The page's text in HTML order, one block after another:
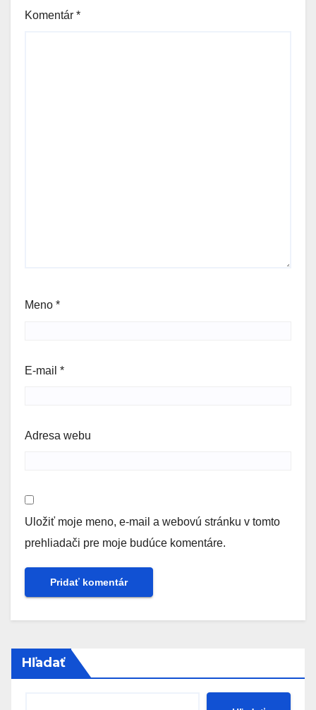
Komentár *
Meno *
E-mail *
Adresa webu
Uložiť moje meno, e-mail a webovú stránku v tomto
prehliadači pre moje budúce komentáre.
Hľadať